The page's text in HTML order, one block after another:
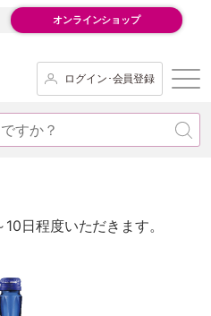
オンラインショップ
ログイン･会員登録
日程度いただきます。